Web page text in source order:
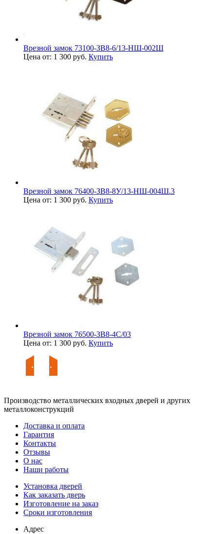
Врезной замок 73100-ЗВ8-6/13-НШ-002Ш
Цена от: 1 300 руб. Купить
Врезной замок 76400-ЗВ8-8У/13-НШ-004Ш.3
Цена от: 1 300 руб. Купить
Врезной замок 76500-ЗВ8-4С/03
Цена от: 1 300 руб. Купить
Производство металлических входных дверей и других
металлоконструкций
Доставка и оплата
Гарантия
Контакты
Отзывы
О нас
Наши работы
Установка дверей
Как заказать дверь
Изготовление на заказ
Сроки изготовления
Адрес